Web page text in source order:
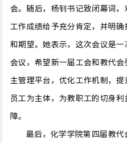
会。 随后， 杨钊书记致闭幕词，
工作成绩给予充分肯定，并明
和期望。她表示， 这次会议是一
会议，希望新一届工会和教代会
主管理平台 ，优化工作机制，
员工为主体，为教职工的切身
障。
最后，化学学院第四届教